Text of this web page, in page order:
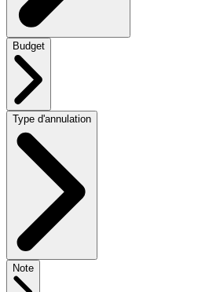
Budget
Type d'annulation
Note